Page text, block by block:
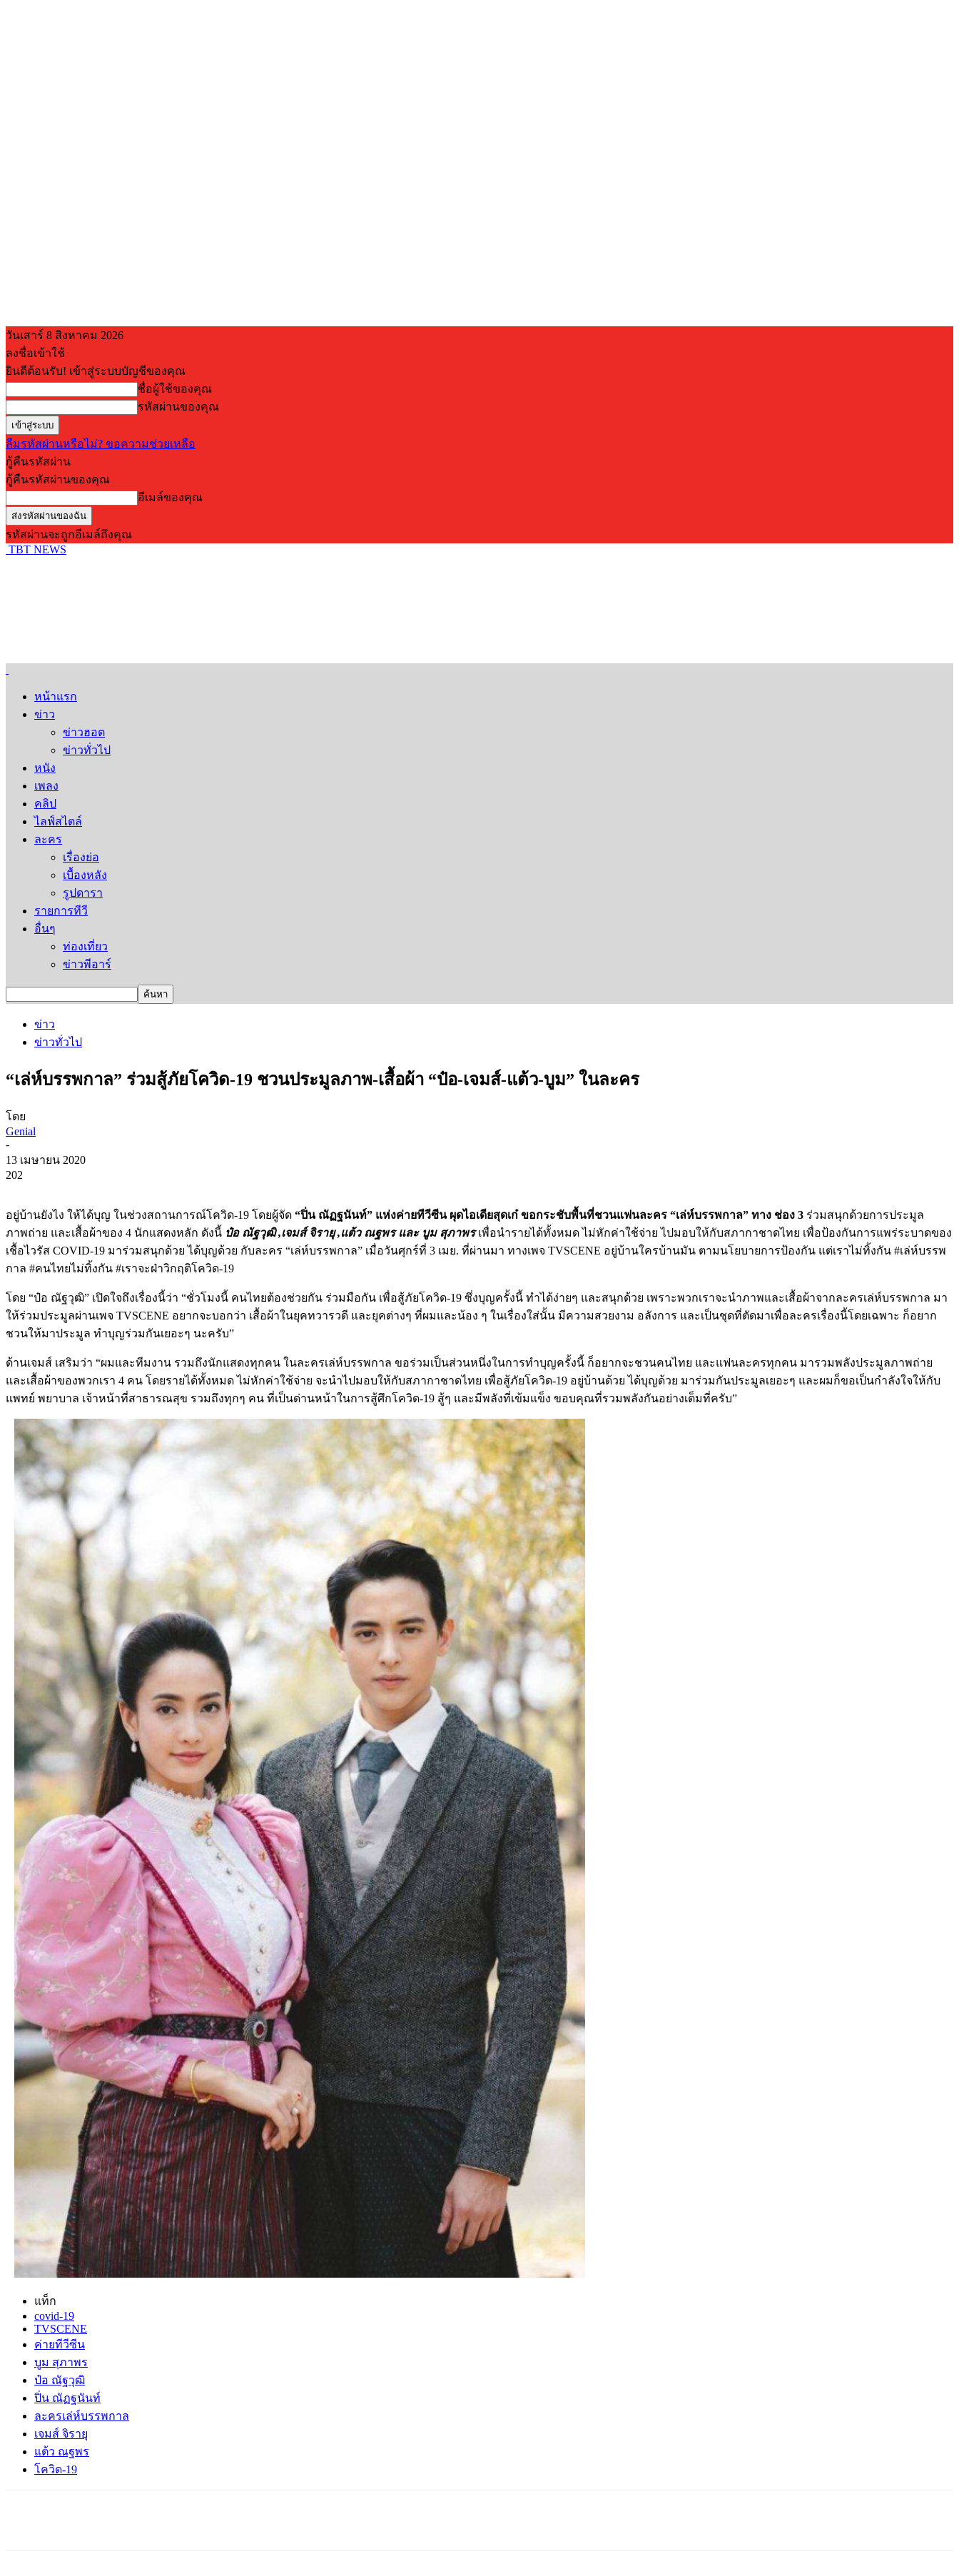
วันเสาร์ 8 สิงหาคม 2026
ลงชื่อเข้าใช้
ยินดีต้อนรับ! เข้าสู่ระบบบัญชีของคุณ
ชื่อผู้ใช้ของคุณ
รหัสผ่านของคุณ
ลืมรหัสผ่านหรือไม่? ขอความช่วยเหลือ
กู้คืนรหัสผ่าน
กู้คืนรหัสผ่านของคุณ
อีเมล์ของคุณ
รหัสผ่านจะถูกอีเมล์ถึงคุณ
TBT NEWS
หน้าแรก
ข่าว
ข่าวฮอต
ข่าวทั่วไป
หนัง
เพลง
คลิป
ไลฟ์สไตล์
ละคร
เรื่องย่อ
เบื้องหลัง
รูปดารา
รายการทีวี
อื่นๆ
ท่องเที่ยว
ข่าวพีอาร์
ข่าว
ข่าวทั่วไป
“เล่ห์บรรพกาล” ร่วมสู้ภัยโควิด-19 ชวนประมูลภาพ-เสื้อผ้า “ป๋อ-เจมส์-แต้ว-บูม” ในละคร
โดย
Genial
-
13 เมษายน 2020
202
อยู่บ้านยังไง ให้ได้บุญ ในช่วงสถานการณ์โควิด-19 โดยผู้จัด “ปิ่น ณัฏฐนันท์” แห่งค่ายทีวีซีน ผุดไอเดียสุดเก๋ ขอกระชับพื้นที่ชวนแฟนละคร “เล่ห์บรรพกาล” ทาง ช่อง 3 ร่วมสนุกด้วยการประมูล
ภาพถ่าย และเสื้อผ้าของ 4 นักแสดงหลัก ดังนี้ ป๋อ ณัฐวุฒิ ,เจมส์ จิรายุ ,แต้ว ณฐพร และ บูม สุภาพรเพื่อนำรายได้ทั้งหมด ไม่หักค่าใช้จ่าย ไปมอบให้กับสภากาชาดไทย เพื่อป้องกันการแพร่ระบาดของ
เชื้อไวรัส COVID-19 มาร่วมสนุกด้วย ได้บุญด้วย กับละคร “เล่ห์บรรพกาล” เมื่อวันศุกร์ที่ 3 เมย. ที่ผ่านมา ทางเพจ TVSCENE อยู่บ้านใครบ้านมัน ตามนโยบายการป้องกัน แต่เราไม่ทิ้งกัน #เล่ห์บรรพ
กาล #คนไทยไม่ทิ้งกัน #เราจะฝ่าวิกฤติโควิด-19
โดย “ป๋อ ณัฐวุฒิ” เปิดใจถึงเรื่องนี้ว่า “ชั่วโมงนี้ คนไทยต้องช่วยกัน ร่วมมือกัน เพื่อสู้ภัยโควิด-19 ซึ่งบุญครั้งนี้ ทำได้ง่ายๆ และสนุกด้วย เพราะพวกเราจะนำภาพและเสื้อผ้าจากละครเล่ห์บรรพกาล มา
ให้ร่วมประมูลผ่านเพจ TVSCENE อยากจะบอกว่า เสื้อผ้าในยุคทวารวดี และยุคต่างๆ ที่ผมและน้อง ๆ ในเรื่องใส่นั้น มีความสวยงาม อลังการ และเป็นชุดที่ตัดมาเพื่อละครเรื่องนี้โดยเฉพาะ ก็อยาก
ชวนให้มาประมูล ทำบุญร่วมกันเยอะๆ นะครับ”
ด้านเจมส์ เสริมว่า “ผมและทีมงาน รวมถึงนักแสดงทุกคน ในละครเล่ห์บรรพกาล ขอร่วมเป็นส่วนหนึ่งในการทำบุญครั้งนี้ ก็อยากจะชวนคนไทย และแฟนละครทุกคน มารวมพลังประมูลภาพถ่าย
และเสื้อผ้าของพวกเรา 4 คน โดยรายได้ทั้งหมด ไม่หักค่าใช้จ่าย จะนำไปมอบให้กับสภากาชาดไทย เพื่อสู้ภัยโควิด-19 อยู่บ้านด้วย ได้บุญด้วย มาร่วมกันประมูลเยอะๆ และผมก็ขอเป็นกำลังใจให้กับ
แพทย์ พยาบาล เจ้าหน้าที่สาธารณสุข รวมถึงทุกๆ คน ที่เป็นด่านหน้าในการสู้ศึกโควิด-19 สู้ๆ และมีพลังที่เข้มแข็ง ขอบคุณที่รวมพลังกันอย่างเต็มที่ครับ”
แท็ก
covid-19
TVSCENE
ค่ายทีวีซีน
บูม สุภาพร
ป๋อ ณัฐวุฒิ
ปิ่น ณัฏฐนันท์
ละครเล่ห์บรรพกาล
เจมส์ จิรายุ
แต้ว ณฐพร
โควิด-19